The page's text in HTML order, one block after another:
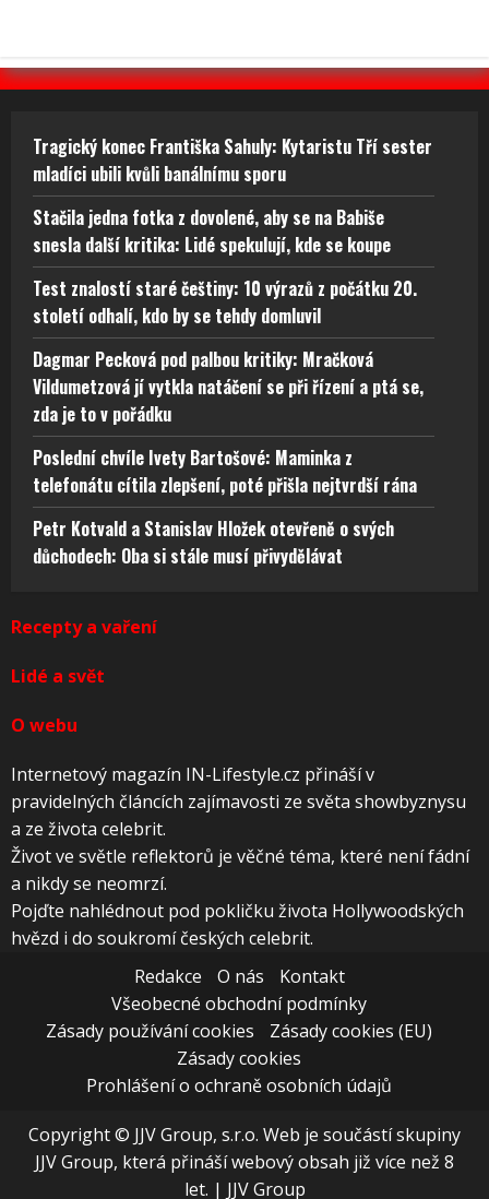
Tragický konec Františka Sahuly: Kytaristu Tří sester
mladíci ubili kvůli banálnímu sporu
Stačila jedna fotka z dovolené, aby se na Babiše
snesla další kritika: Lidé spekulují, kde se koupe
Test znalostí staré češtiny: 10 výrazů z počátku 20.
století odhalí, kdo by se tehdy domluvil
Dagmar Pecková pod palbou kritiky: Mračková
Vildumetzová jí vytkla natáčení se při řízení a ptá se,
zda je to v pořádku
Poslední chvíle Ivety Bartošové: Maminka z
telefonátu cítila zlepšení, poté přišla nejtvrdší rána
Petr Kotvald a Stanislav Hložek otevřeně o svých
důchodech: Oba si stále musí přivydělávat
Recepty a vaření
Lidé a svět
O webu
Internetový magazín IN-Lifestyle.cz přináší v
pravidelných článcích zajímavosti ze světa showbyznysu
a ze života celebrit.
Život ve světle reflektorů je věčné téma, které není fádní
a nikdy se neomrzí.
Pojďte nahlédnout pod pokličku života Hollywoodských
hvězd i do soukromí českých celebrit.
Redakce
O nás
Kontakt
Všeobecné obchodní podmínky
Zásady používání cookies
Zásady cookies (EU)
Zásady cookies
Prohlášení o ochraně osobních údajů
Copyright © JJV Group, s.r.o. Web je součástí skupiny
JJV Group, která přináší webový obsah již více než 8
let. | JJV Group